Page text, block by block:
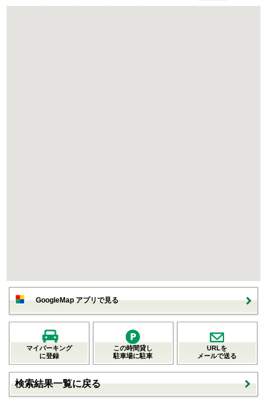
GoogleMap アプリで見る
マイパーキング
に登録
この時間貸し
駐車場に駐車
URLを
メールで送る
検索結果一覧に戻る